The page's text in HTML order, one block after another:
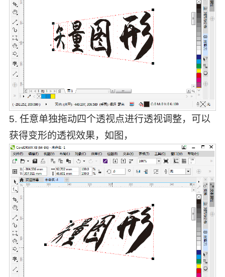
5. 任意单独拖动四个透视点进行透视调整，可以
获得变形的透视效果，如图，